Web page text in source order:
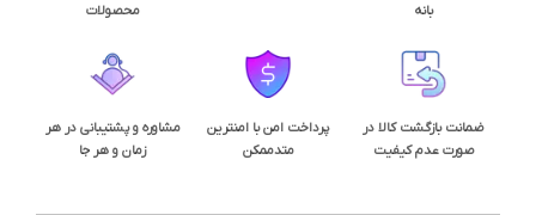
بانه
محصولات
ضمانت بازگشت کالا در
صورت عدم کیفیت
پرداخت امن با امنترین
متدممکن
مشاوره و پشتیبانی در هر
زمان و هر جا